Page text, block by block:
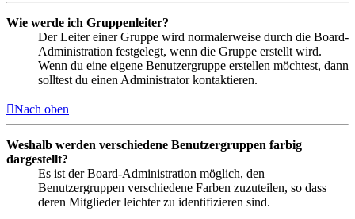
Wie werde ich Gruppenleiter?
Der Leiter einer Gruppe wird normalerweise durch die Board-
Administration festgelegt, wenn die Gruppe erstellt wird.
Wenn du eine eigene Benutzergruppe erstellen möchtest, dann
solltest du einen Administrator kontaktieren.
Nach oben
Weshalb werden verschiedene Benutzergruppen farbig
dargestellt?
Es ist der Board-Administration möglich, den
Benutzergruppen verschiedene Farben zuzuteilen, so dass
deren Mitglieder leichter zu identifizieren sind.